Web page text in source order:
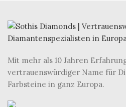
Mit mehr als 10 Jahren
vertrauenswürdiger Name für
Farbsteine in ganz Europa.